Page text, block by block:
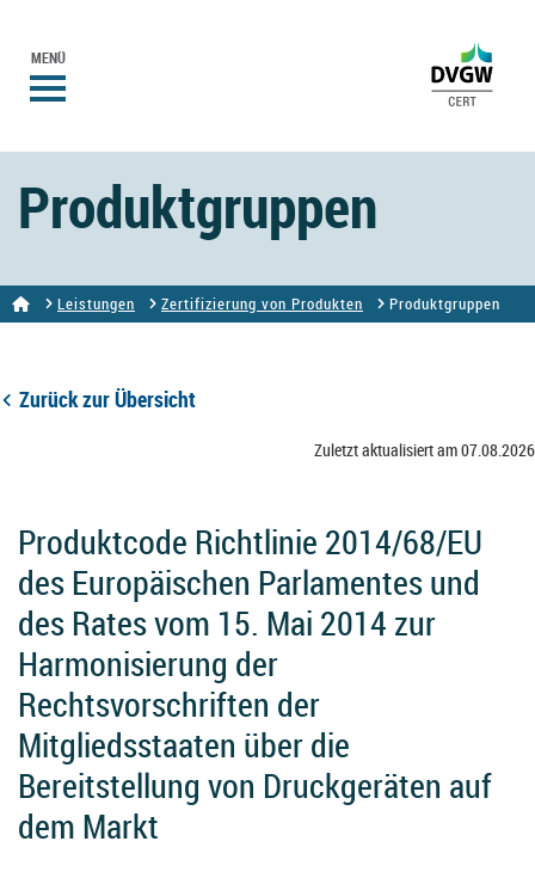
MENÜ
Produktgruppen
Leistungen Zertifizierung von Produkten Produktgruppen
Zurück zur Übersicht
Zuletzt aktualisiert am 07.08.2026
Produktcode Richtlinie 2014/68/EU
des Europäischen Parlamentes und
des Rates vom 15. Mai 2014 zur
Harmonisierung der
Rechtsvorschriften der
Mitgliedsstaaten über die
Bereitstellung von Druckgeräten auf
dem Markt